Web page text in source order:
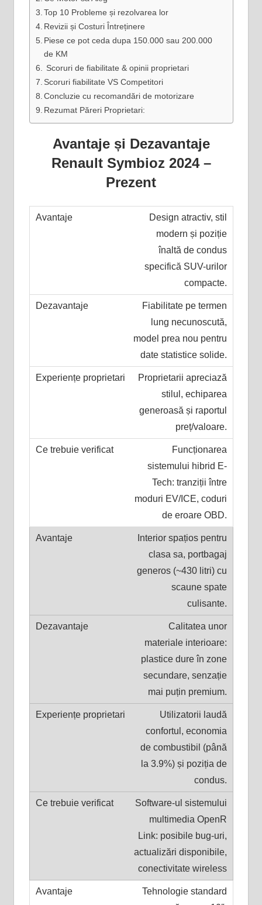
Top 10 Probleme și rezolvarea lor
Revizii și Costuri Întreținere
Piese ce pot ceda dupa 150.000 sau 200.000
de KM
Scoruri de fiabilitate & opinii proprietari
Scoruri fiabilitate VS Competitori
Concluzie cu recomandări de motorizare
Rezumat Păreri Proprietari:
Avantaje și Dezavantaje
Renault Symbioz 2024 –
Prezent
Design atractiv, stil
modern și poziție
înaltă de condus
specifică SUV-urilor
compacte.
Fiabilitate pe termen
lung necunoscută,
model prea nou pentru
date statistice solide.
Proprietarii apreciază
stilul, echiparea
generoasă și raportul
preț/valoare.
Funcționarea
sistemului hibrid E-
Tech: tranziții între
moduri EV/ICE, coduri
de eroare OBD.
Interior spațios pentru
clasa sa, portbagaj
generos (~430 litri) cu
scaune spate
culisante.
Calitatea unor
materiale interioare:
plastice dure în zone
secundare, senzație
mai puțin premium.
Utilizatorii laudă
confortul, economia
de combustibil (până
la 3.9%) și poziția de
condus.
Software-ul sistemului
multimedia OpenR
Link: posibile bug-uri,
actualizări disponibile,
conectivitate wireless
Tehnologie standard